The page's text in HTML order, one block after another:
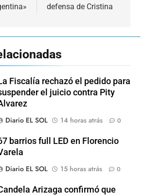
defensa de Cristina
Fiscalía rechazó el pedido para
el juicio contra Pity
Diario EL SOL
14 horas atrás 0
barrios full LED en Florencio
Diario EL SOL
15 horas atrás 0
Arizaga confirmó que